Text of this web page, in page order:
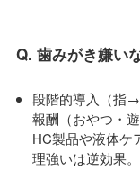
Q. 歯みがき嫌い
段階的導入（指
報酬（おやつ・
HC製品や液体ケ
理強いは逆効果。